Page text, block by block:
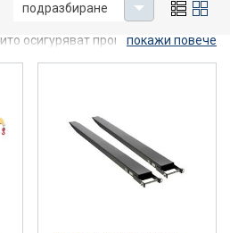
решения за адаптери и
осигуряват производителността
за контакти: отдел за
покажи повече
подразбиране